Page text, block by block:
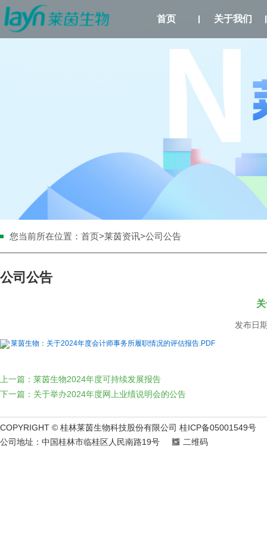
首页 关于我们
您当前所在位置： 首页>莱茵资讯>公司公告
公司公告
发布日
莱茵生物：关于2024年度会计师事务所履职情况的评估报告.PDF
上一篇：莱茵生物2024年度可持续发展报告
下一篇：关于举办2024年度网上业绩说明会的公告
COPYRIGHT © 桂林莱茵生物科技股份有限公司 桂ICP备05001549号
公司地址：中国桂林市临桂区人民南路19号
二维码